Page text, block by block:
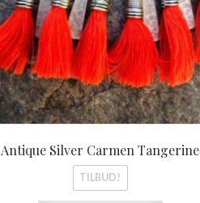
Antique Silver Carmen Tangerine
TILBUD!